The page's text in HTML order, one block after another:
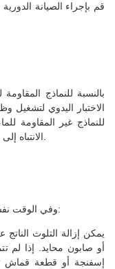
قم بإجراء الصيانة
بالنسبة للنماذج
الاختبار اليدوي لتشغيل
للنماذج غير المقاومة
الانتباه إلى حماية سطح المرآة للأجزاء عند تنظيفها ووضعها.
وفي الوقت نفسه، انتبه إلى الطرق التالية أثناء الصيانة اليومية:
يمكن إزالة التلوث
أو صابون محايد. إذا لم
إسفنجة أو قطعة قماش